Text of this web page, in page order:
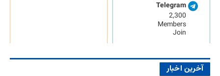
Telegram
2,300
Members
Join
آخرین اخبار